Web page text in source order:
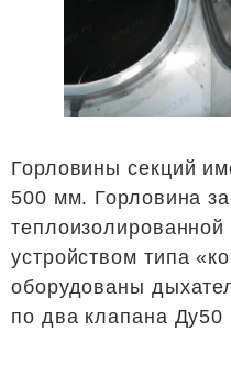
Горловины секций
500 мм. Горловина
устройством типа
оборудованы
по два клапана